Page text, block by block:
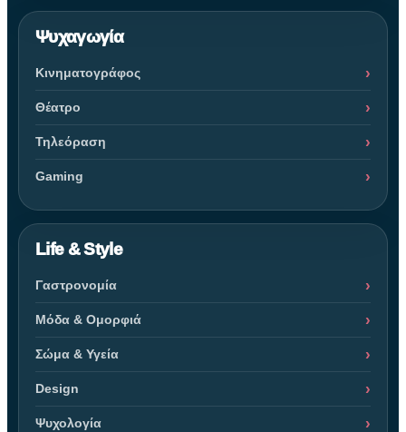
Ψυχαγωγία
Κινηματογράφος
Θέατρο
Τηλεόραση
Gaming
Life & Style
Γαστρονομία
Μόδα & Ομορφιά
Σώμα & Υγεία
Design
Ψυχολογία